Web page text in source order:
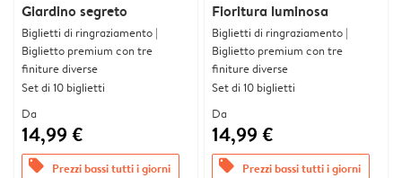
Giardino segreto
Biglietti di ringraziamento |
Biglietto premium con tre
finiture diverse
Set di 10 biglietti
Da
14,99 €
offers Prezzi bassi tutti i giorni
Fioritura luminosa
Biglietti di ringraziamento |
Biglietto premium con tre
finiture diverse
Set di 10 biglietti
Da
14,99 €
offers Prezzi bassi tutti i giorni